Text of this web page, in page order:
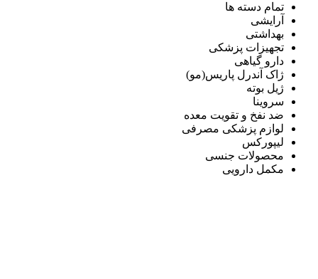
تمام دسته ها
آرایشی
بهداشتی
تجهیزات پزشکی
دارو گیاهی
ژاک آندرل پاریس(مو)
ژیل بوته
سروینا
ضد نفخ و تقویت معده
لوازم پزشکی مصرفی
لیپورکس
محصولات جنسی
مکمل دارویی